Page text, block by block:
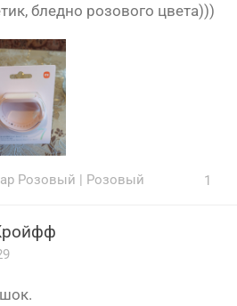
бледно розового цвета)))
Розовый Розовый 1